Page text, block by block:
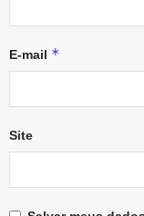
E-mail *
Site